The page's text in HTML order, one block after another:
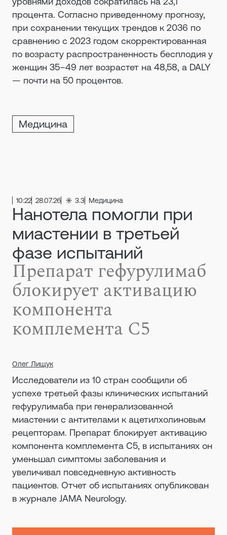
процента. Согласно приведенному прогнозу,
при сохранении текущих трендов к 2036 по
сравнению с 2023 годом скорректированная
по возрасту распространенность бесплодия у
женщин 35–49 лет возрастет на 48,58, а DALY
— почти на 50 процентов.
Медицина
10:22 28.07.26 3.3 Медицина
Нанотела помогли при
миастении в третьей
фазе испытаний
Препарат гефурулимаб
блокирует активацию
компонента
комплемента C5
Олег Лищук
Исследователи из 10 стран сообщили об
успехе третьей фазы клинических испытаний
гефурулимаба при генерализованной
миастении с антителами к ацетилхолиновым
рецепторам. Препарат блокирует активацию
компонента комплемента C5, в испытаниях он
уменьшал симптомы заболевания и
увеличивал повседневную активность
пациентов. Отчет об испытаниях опубликован
в журнале JAMA Neurology.